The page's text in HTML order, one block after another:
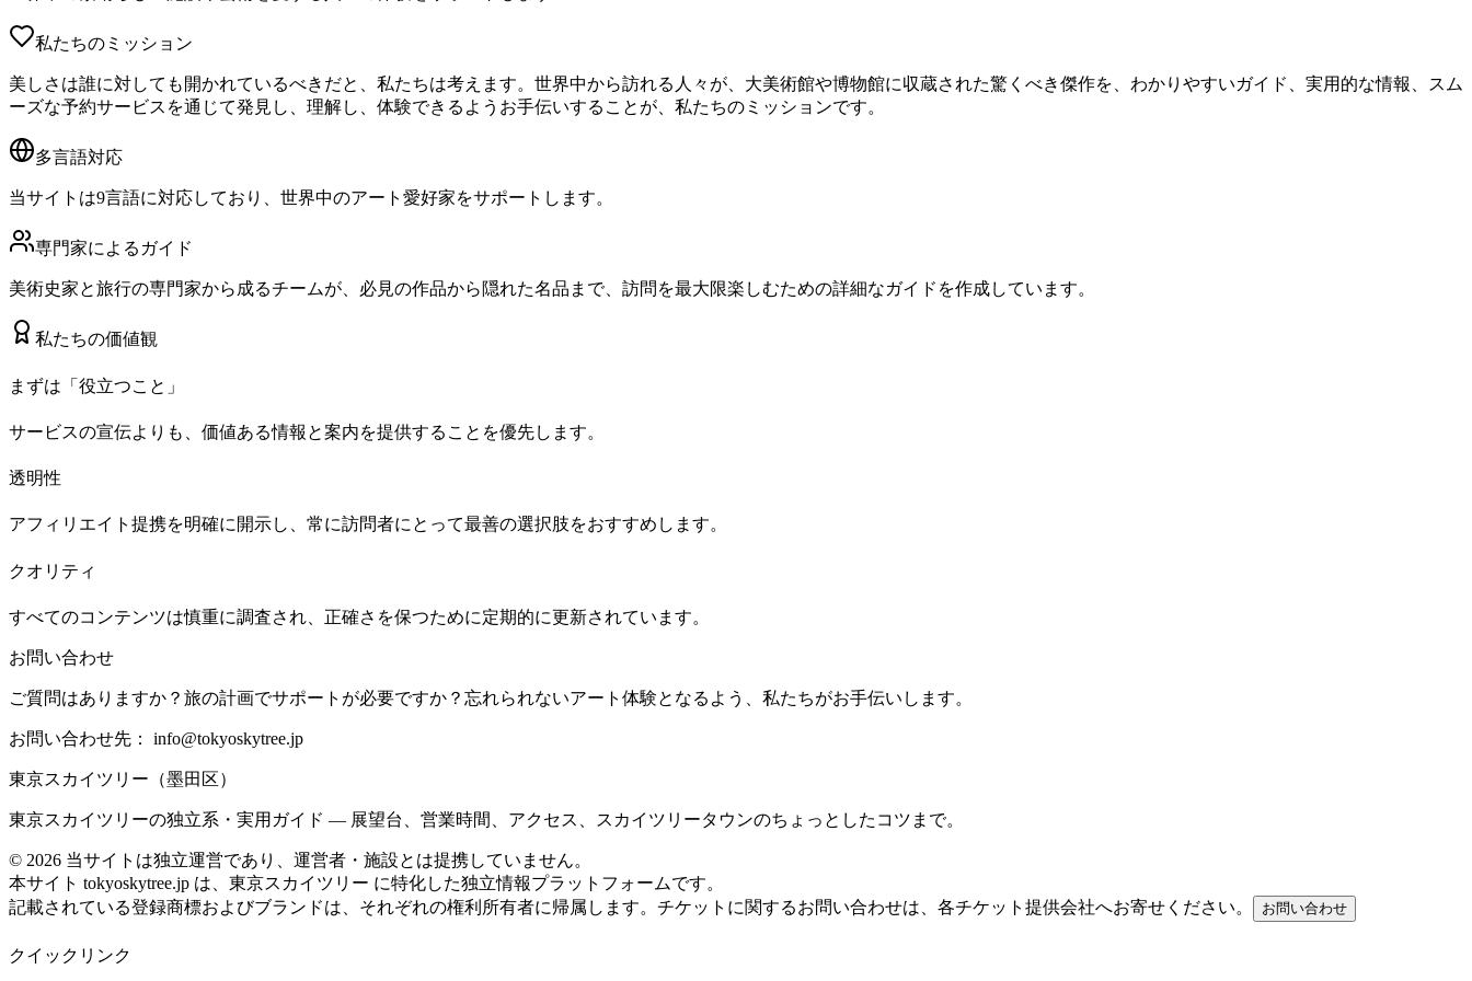
私たちのミッション
美しさは誰に対しても開かれているべきだと、私たちは考えます。世界中から訪れる人々が、大美術館や博物館に収蔵された驚くべき傑作を、わかりやすいガイド、実用的な情報、スム
ーズな予約サービスを通じて発見し、理解し、体験できるようお手伝いすることが、私たちのミッションです。
多言語対応
当サイトは9言語に対応しており、世界中のアート愛好家をサポートします。
専門家によるガイド
美術史家と旅行の専門家から成るチームが、必見の作品から隠れた名品まで、訪問を最大限楽しむための詳細なガイドを作成しています。
私たちの価値観
まずは「役立つこと」
サービスの宣伝よりも、価値ある情報と案内を提供することを優先します。
透明性
アフィリエイト提携を明確に開示し、常に訪問者にとって最善の選択肢をおすすめします。
クオリティ
すべてのコンテンツは慎重に調査され、正確さを保つために定期的に更新されています。
お問い合わせ
ご質問はありますか？旅の計画でサポートが必要ですか？忘れられないアート体験となるよう、私たちがお手伝いします。
お問い合わせ先： info@tokyoskytree.jp
東京スカイツリー（墨田区）
東京スカイツリーの独立系・実用ガイド — 展望台、営業時間、アクセス、スカイツリータウンのちょっとしたコツまで。
© 2026 当サイトは独立運営であり、運営者・施設とは提携していません。
本サイト tokyoskytree.jp は、東京スカイツリー に特化した独立情報プラットフォームです。
記載されている登録商標およびブランドは、それぞれの権利所有者に帰属します。チケットに関するお問い合わせは、各チケット提供会社へお寄せください。
お問い合わせ
クイックリンク